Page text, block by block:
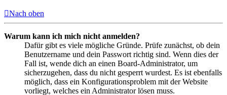
Nach oben
Warum kann ich mich nicht anmelden?
Dafür gibt es viele mögliche Gründe. Prüfe zunächst, ob dein
Benutzername und dein Passwort richtig sind. Wenn dies der
Fall ist, wende dich an einen Board-Administrator, um
sicherzugehen, dass du nicht gesperrt wurdest. Es ist ebenfalls
möglich, dass ein Konfigurationsproblem mit der Website
vorliegt, welches ein Administrator lösen muss.